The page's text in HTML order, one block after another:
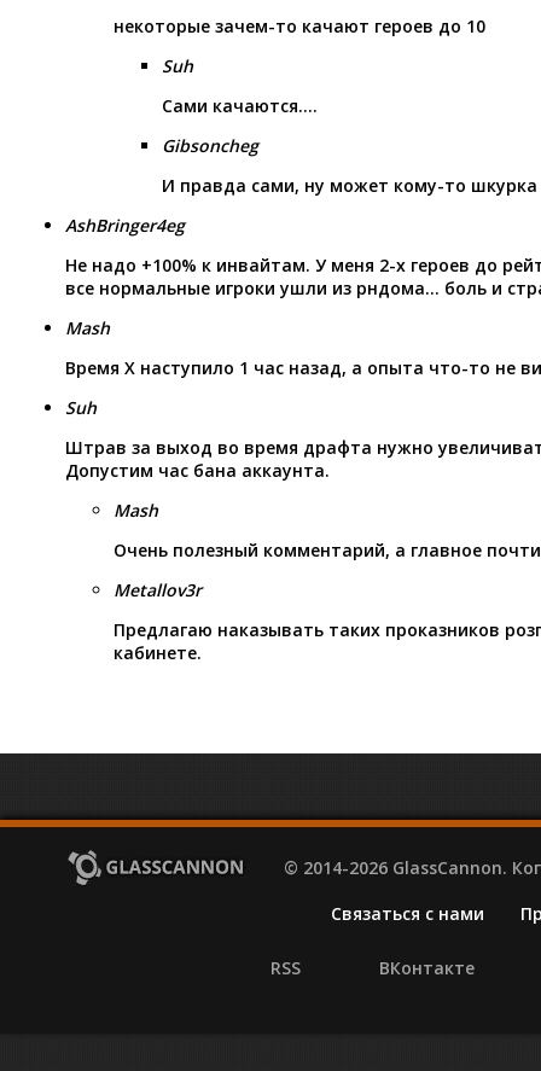
некоторые зачем-то качают героев до 10
Suh
Сами качаются….
Gibsoncheg
И правда сами, ну может кому-то шкурка
AshBringer4eg
Не надо +100% к инвайтам. У меня 2-х героев до
все нормальные игроки ушли из рндома… боль и
Mash
Время Х наступило 1 час назад, а опыта что-то не
Suh
Штрав за выход во время драфта нужно
Допустим час бана аккаунта.
Mash
Очень полезный комментарий, а главное
Metallov3r
Предлагаю наказывать таких проказников
кабинете.
© 2014-2026 GlassCannon.
Связаться с нами
RSS ВКонтакте